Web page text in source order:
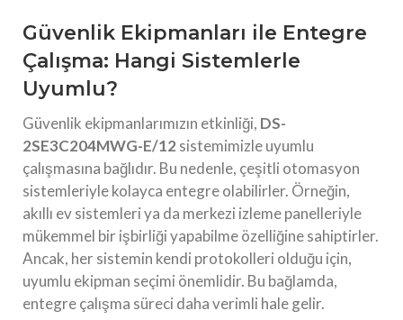
Güvenlik Ekipmanları ile Entegre
Çalışma: Hangi Sistemlerle
Uyumlu?
Güvenlik ekipmanlarımızın etkinliği, DS-
2SE3C204MWG-E/12 sistemimizle uyumlu
çalışmasına bağlıdır. Bu nedenle, çeşitli otomasyon
sistemleriyle kolayca entegre olabilirler. Örneğin,
akıllı ev sistemleri ya da merkezi izleme panelleriyle
mükemmel bir işbirliği yapabilme özelliğine sahiptirler.
Ancak, her sistemin kendi protokolleri olduğu için,
uyumlu ekipman seçimi önemlidir. Bu bağlamda,
entegre çalışma süreci daha verimli hale gelir.